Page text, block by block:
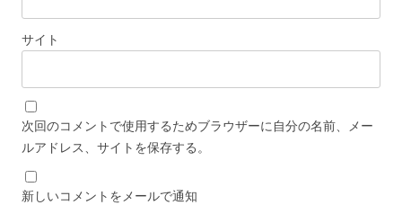
サイト
次回のコメントで使用するためブラウザーに自分の名前、メー
ルアドレス、サイトを保存する。
新しいコメントをメールで通知